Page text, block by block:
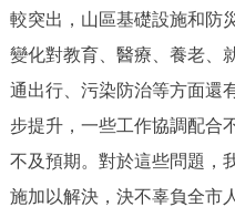
較突出，山區基礎設施和防
變化對教育、醫療、養老、
通出行、污染防治等方面還
步提升，一些工作協調配合
不及預期。對於這些問題，
施加以解決，決不辜負全市